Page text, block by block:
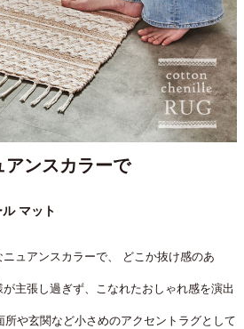
ンスカラーで
マット
ュアンスカラーで、 どこか抜け感のあ
主張し過ぎず、こなれたおしゃれ感を演出
や玄関など小さめのアクセントラグとして